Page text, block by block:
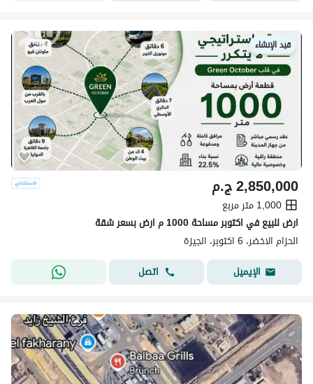
قيد الإنشاء
ج.م2,850,000
1,000 متر مربع
ارض للبيع في اكتوبر مساحة 1000 م ارض بسعر شقة
الحزام الاخضر، 6 اكتوبر، الجيزة
الإيميل
اتصل